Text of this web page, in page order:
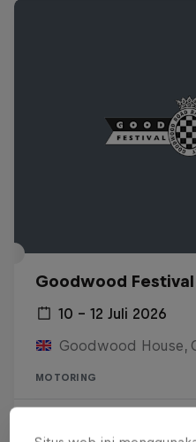
Goodwood
10 – 12 Juli 2026
MOTORING